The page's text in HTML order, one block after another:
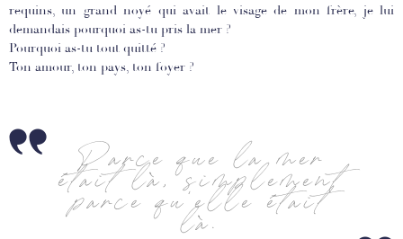
requins, un grand noyé qui avait le visage de mon frère, je lui
demandais pourquoi as-tu pris la mer ?
Pourquoi as-tu tout quitté ?
Ton amour, ton pays, ton foyer ?
Parce que la mer
était là, simplement
parce qu’elle était
là.